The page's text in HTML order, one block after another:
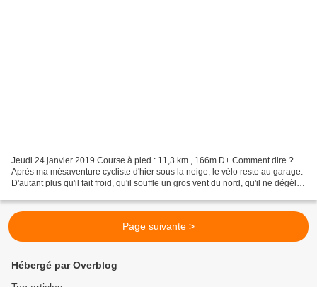
Jeudi 24 janvier 2019 Course à pied : 11,3 km , 166m D+ Comment dire ?
Après ma mésaventure cycliste d'hier sous la neige, le vélo reste au garage.
D'autant plus qu'il fait froid, qu'il souffle un gros vent du nord, qu'il ne dégèle
Page suivante >
Hébergé par Overblog